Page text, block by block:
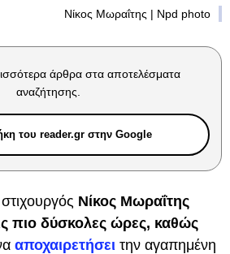
Νίκος Μωραΐτης | Npd photo
άρθρα στα αποτελέσματα
αναζήτησης.
του reader.gr στην Google
Νίκος Μωραΐτης
πιο δύσκολες ώρες, καθώς
αποχαιρετήσει την αγαπημένη